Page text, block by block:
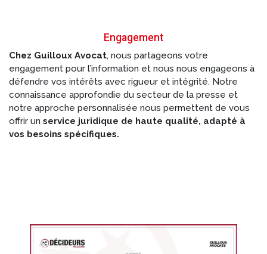
Engagement
Chez Guilloux Avocat, nous partageons votre
engagement pour l’information et nous nous engageons à
défendre vos intérêts avec rigueur et intégrité. Notre
connaissance approfondie du secteur de la presse et
notre approche personnalisée nous permettent de vous
offrir un service juridique de haute qualité, adapté à
vos besoins spécifiques.